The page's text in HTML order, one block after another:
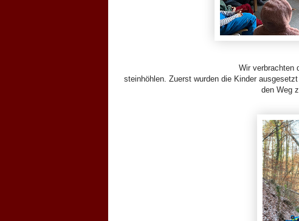
Wir verbrachten
steinhöhlen. Zuerst wurden die Kinder
den Weg